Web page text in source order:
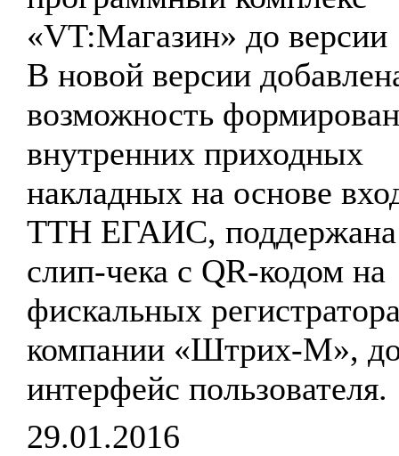
«VT:Магазин» до версии
В новой версии
возможность
внутренних приходных
накладных на основе
ТТН ЕГАИС, поддержана
слип-чека с QR-кодом на
фискальных
компании «Штрих-М»,
интерфейс пользователя.
29.01.2016